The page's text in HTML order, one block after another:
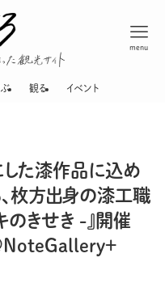
menu
観る イベント
た漆作品に込め
、枚方出身の漆工職
のきせき -』開催
＋